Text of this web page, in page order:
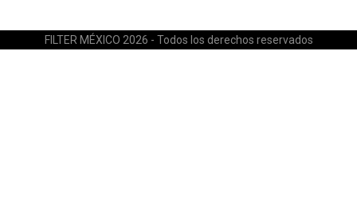
FILTER MÉXICO 2026 - Todos los derechos reservados